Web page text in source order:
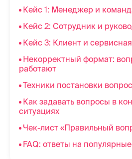
Кейс 1: Менеджер и
Кейс 2: Сотрудник и
Кейс 3: Клиент и
Некорректный формат:
работают
Техники постановки
Как задавать вопросы в
ситуациях
Чек-лист «Правильный
FAQ: ответы на